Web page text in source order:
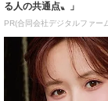
る人の共通点〟」
PR(合同会社デジタルファー